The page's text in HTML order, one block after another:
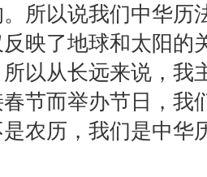
所以说我们中华历
映了地球和太阳的
以从长远来说，我
节而举办节日，我
农历，我们是中华